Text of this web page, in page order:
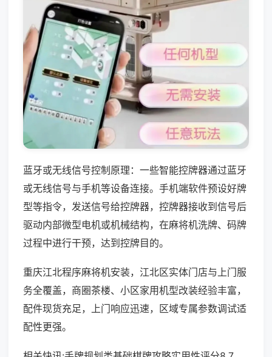
蓝牙或无线信号控制原理：一些智能控牌器通过蓝牙
或无线信号与手机等设备连接。手机端软件预设好牌
型等指令，发送信号给控牌器，控牌器接收到信号后
驱动内部微型电机或机械结构，在麻将机洗牌、码牌
过程中进行干预，达到控牌目的。
重庆江北程序麻将机安装，江北区实体门店与上门服
务全覆盖，商圈茶楼、小区家用机型改装经验丰富，
配件现货充足，上门响应迅速，区域专属参数调试适
配性更强。